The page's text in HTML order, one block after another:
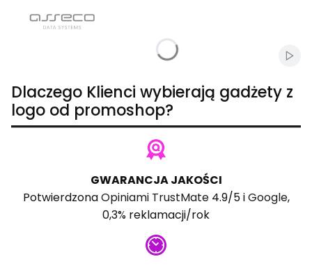
Dlaczego Klienci wybierają gadżety z
logo od promoshop?
GWARANCJA JAKOŚCI
PotwierdzonaOpiniami TrustMate4.9/5 iGoogle,
0,3% reklamacji/rok